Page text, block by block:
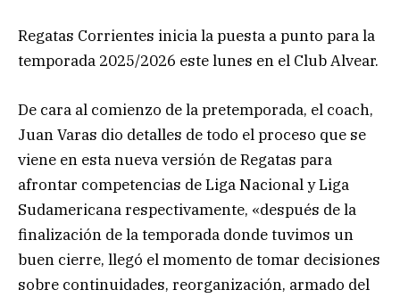
Regatas Corrientes inicia la puesta a punto para la
temporada 2025/2026 este lunes en el Club Alvear.
De cara al comienzo de la pretemporada, el coach,
Juan Varas dio detalles de todo el proceso que se
viene en esta nueva versión de Regatas para
afrontar competencias de Liga Nacional y Liga
Sudamericana respectivamente, «después de la
finalización de la temporada donde tuvimos un
buen cierre, llegó el momento de tomar decisiones
sobre continuidades, reorganización, armado del